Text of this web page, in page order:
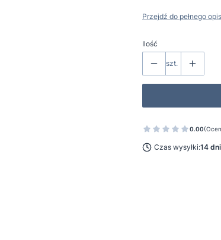
Przejdź do pełnego
Ilość
szt.
0.00
Czas wysyłki:14 dni